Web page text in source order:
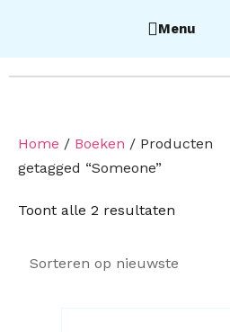
Home / Boeken / Producten
getagged “Someone”
Toont alle 2 resultaten
nieuwste